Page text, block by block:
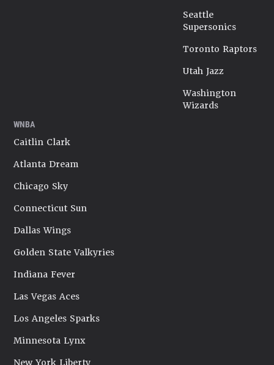
Seattle
Supersonics
Toronto Raptors
Utah Jazz
Washington
Wizards
WNBA
Caitlin Clark
Atlanta Dream
Chicago Sky
Connecticut Sun
Dallas Wings
Golden State Valkyries
Indiana Fever
Las Vegas Aces
Los Angeles Sparks
Minnesota Lynx
New York Liberty